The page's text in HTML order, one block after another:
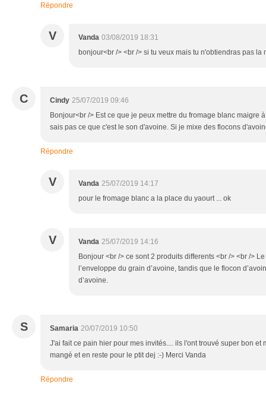
Répondre
V Vanda 03/08/2019 18:31
bonjour<br /> <br /> si tu veux mais tu n'obtiendras pas la
C Cindy 25/07/2019 09:46
Bonjour<br /> Est ce que je peux mettre du fromage blanc maigre
sais pas ce que c'est le son d'avoine. Si je mixe des flocons
Répondre
V Vanda 25/07/2019 14:17
pour le fromage blanc a la place du yaourt ... ok
V Vanda 25/07/2019 14:16
Bonjour <br /> ce sont 2 produits differents <br /> <br />
l’enveloppe du grain d’avoine, tandis que le flocon
d’avoine.
S Samaria 20/07/2019 10:50
J'ai fait ce pain hier pour mes invités.... ils l'ont trouvé super bon et
mangé et en reste pour le ptit dej :-) Merci Vanda
Répondre